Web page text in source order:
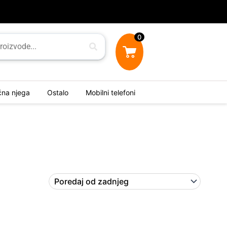
0
njega Ostalo Mobilni telefoni